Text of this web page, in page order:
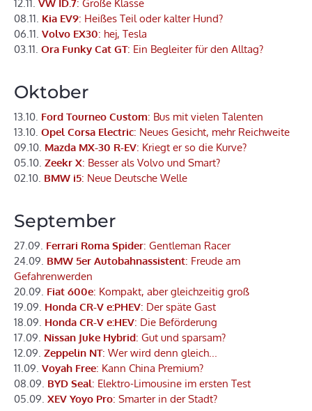
12.11. VW ID.7: Große Klasse
08.11. Kia EV9: Heißes Teil oder kalter Hund?
06.11. Volvo EX30: hej, Tesla
03.11. Ora Funky Cat GT: Ein Begleiter für den Alltag?
Oktober
13.10. Ford Tourneo Custom: Bus mit vielen Talenten
13.10. Opel Corsa Electric: Neues Gesicht, mehr Reichweite
09.10. Mazda MX-30 R-EV: Kriegt er so die Kurve?
05.10. Zeekr X: Besser als Volvo und Smart?
02.10. BMW i5: Neue Deutsche Welle
September
27.09. Ferrari Roma Spider: Gentleman Racer
24.09. BMW 5er Autobahnassistent: Freude am
Gefahrenwerden
20.09. Fiat 600e: Kompakt, aber gleichzeitig groß
19.09. Honda CR-V e:PHEV: Der späte Gast
18.09. Honda CR-V e:HEV: Die Beförderung
17.09. Nissan Juke Hybrid: Gut und sparsam?
12.09. Zeppelin NT: Wer wird denn gleich...
11.09. Voyah Free: Kann China Premium?
08.09. BYD Seal: Elektro-Limousine im ersten Test
05.09. XEV Yoyo Pro: Smarter in der Stadt?